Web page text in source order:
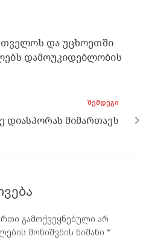
p
p
და უცხოეთში
დამოუკიდებლობის
ᲨᲔᲛᲓᲔᲒᲘ
დიასპორას მიმართავს
გამოქვეყნებული არ
მონიშვნის ნიშანი *